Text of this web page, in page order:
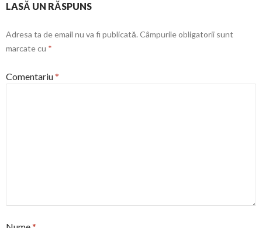
LASĂ UN RĂSPUNS
Adresa ta de email nu va fi publicată. Câmpurile obligatorii sunt
marcate cu *
Comentariu*